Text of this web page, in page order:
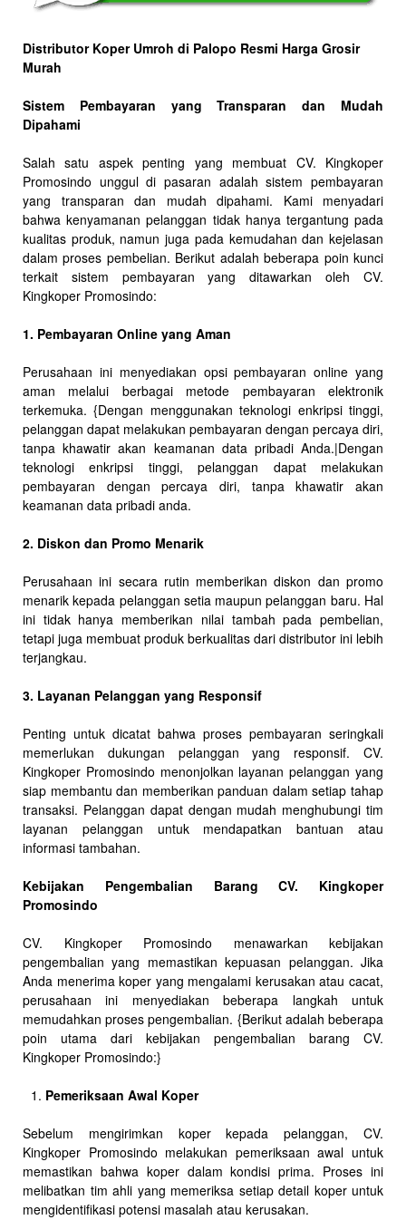
Distributor Koper Umroh di Palopo Resmi Harga Grosir
Murah
Sistem Pembayaran yang Transparan dan Mudah
Dipahami
Salah satu aspek penting yang membuat CV. Kingkoper
Promosindo unggul di pasaran adalah sistem pembayaran
yang transparan dan mudah dipahami. Kami menyadari
bahwa kenyamanan pelanggan tidak hanya tergantung pada
kualitas produk, namun juga pada kemudahan dan kejelasan
dalam proses pembelian. Berikut adalah beberapa poin kunci
terkait sistem pembayaran yang ditawarkan oleh CV.
Kingkoper Promosindo:
1. Pembayaran Online yang Aman
Perusahaan ini menyediakan opsi pembayaran online yang
aman melalui berbagai metode pembayaran elektronik
terkemuka. {Dengan menggunakan teknologi enkripsi tinggi,
pelanggan dapat melakukan pembayaran dengan percaya diri,
tanpa khawatir akan keamanan data pribadi Anda.|Dengan
teknologi enkripsi tinggi, pelanggan dapat melakukan
pembayaran dengan percaya diri, tanpa khawatir akan
keamanan data pribadi anda.
2. Diskon dan Promo Menarik
Perusahaan ini secara rutin memberikan diskon dan promo
menarik kepada pelanggan setia maupun pelanggan baru. Hal
ini tidak hanya memberikan nilai tambah pada pembelian,
tetapi juga membuat produk berkualitas dari distributor ini lebih
terjangkau.
3. Layanan Pelanggan yang Responsif
Penting untuk dicatat bahwa proses pembayaran seringkali
memerlukan dukungan pelanggan yang responsif. CV.
Kingkoper Promosindo menonjolkan layanan pelanggan yang
siap membantu dan memberikan panduan dalam setiap tahap
transaksi. Pelanggan dapat dengan mudah menghubungi tim
layanan pelanggan untuk mendapatkan bantuan atau
informasi tambahan.
Kebijakan Pengembalian Barang CV. Kingkoper
Promosindo
CV. Kingkoper Promosindo menawarkan kebijakan
pengembalian yang memastikan kepuasan pelanggan. Jika
Anda menerima koper yang mengalami kerusakan atau cacat,
perusahaan ini menyediakan beberapa langkah untuk
memudahkan proses pengembalian. {Berikut adalah beberapa
poin utama dari kebijakan pengembalian barang CV.
Kingkoper Promosindo:}
Pemeriksaan Awal Koper
Sebelum mengirimkan koper kepada pelanggan, CV.
Kingkoper Promosindo melakukan pemeriksaan awal untuk
memastikan bahwa koper dalam kondisi prima. Proses ini
melibatkan tim ahli yang memeriksa setiap detail koper untuk
mengidentifikasi potensi masalah atau kerusakan.